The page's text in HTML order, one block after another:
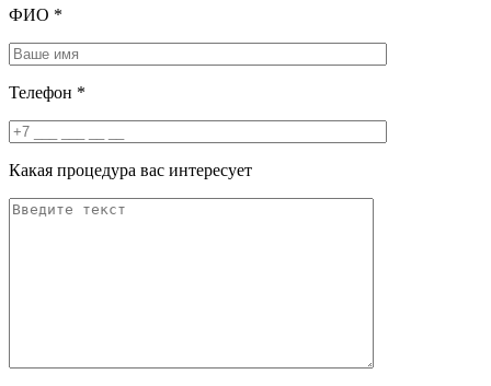
ФИО *
Телефон *
Какая процедура вас интересует